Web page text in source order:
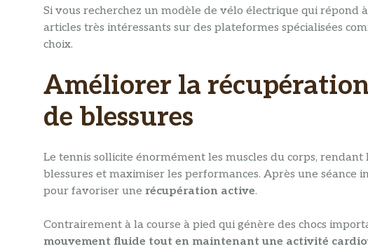
Si vous recherchez un modèle de vélo électrique qui répond
articles très intéressants sur des plateformes spécialisées
choix.
Améliorer la
de blessures
Le tennis sollicite énormément les muscles du corps,
blessures et maximiser les performances. Après une séance
pour favoriser une récupération active.
Contrairement à la course à pied qui génère des chocs
mouvement fluide tout en maintenant une activité